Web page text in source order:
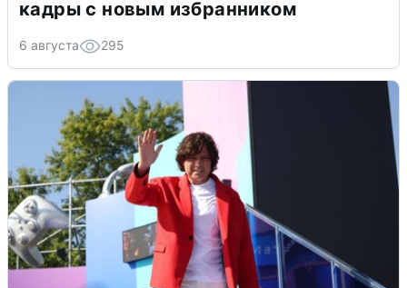
кадры с новым избранником
6 августа 295